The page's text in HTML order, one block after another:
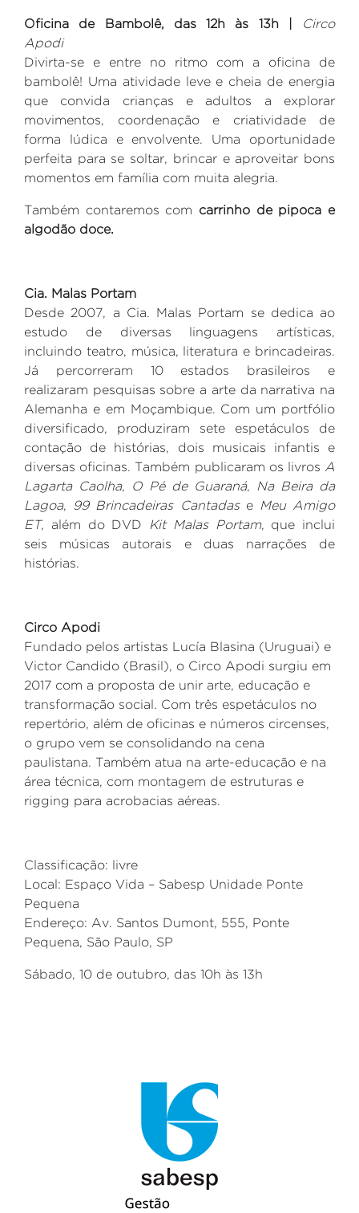
Oficina de Bambolê, das 12h às 13h|
Circo
Apodi
Divirta-se e entre no ritmo com a oficina de
bambolê! Uma atividade leve e cheia de energia
que convida crianças e adultos a explorar
movimentos, coordenação e criatividade de
forma lúdica e envolvente. Uma oportunidade
perfeita para se soltar, brincar e aproveitar bons
momentos em família com muita alegria.
Também contaremos com carrinho de pipoca e
algodão doce.
Cia. Malas Portam
Desde 2007, a Cia. Malas Portam se dedica ao
estudo de diversas linguagens artísticas,
incluindo teatro, música, literatura e brincadeiras.
Já percorreram 10 estados brasileiros e
realizaram pesquisas sobre a arte da narrativa na
Alemanha e em Moçambique. Com um portfólio
diversificado, produziram sete espetáculos de
contação de histórias, dois musicais infantis e
diversas oficinas. Também publicaram os livros A
Lagarta Caolha, O Pé de Guaraná,
Na Beira da
Lagoa, 99 Brincadeiras Cantadase Meu Amigo
ET, além do DVD Kit Malas Portam, que inclui
seis músicas autorais e duas narrações de
histórias.
Circo Apodi
Fundado pelos artistas Lucía Blasina (Uruguai) e
Victor Candido (Brasil), o Circo Apodi surgiu em
2017 com a proposta de unir arte, educação e
transformação social. Com três espetáculos no
repertório, além de oficinas e números circenses,
o grupo vem se consolidando na cena
paulistana. Também atua na arte-educação e na
área técnica, com montagem de estruturas e
rigging para acrobacias aéreas.
Classificação: livre
Local: Espaço Vida – Sabesp Unidade Ponte
Pequena
Endereço: Av. Santos Dumont, 555, Ponte
Pequena, São Paulo, SP
Sábado, 10 de outubro, das 10h às 13h